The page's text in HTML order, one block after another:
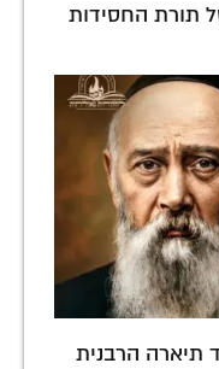
תורת החסידות
תיארה הרבנית